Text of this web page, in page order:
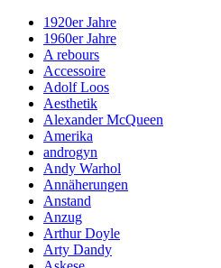
1920er Jahre
1960er Jahre
A rebours
Accessoire
Adolf Loos
Aesthetik
Alexander McQueen
Amerika
androgyn
Andy Warhol
Annäherungen
Anstand
Anzug
Arthur Doyle
Arty Dandy